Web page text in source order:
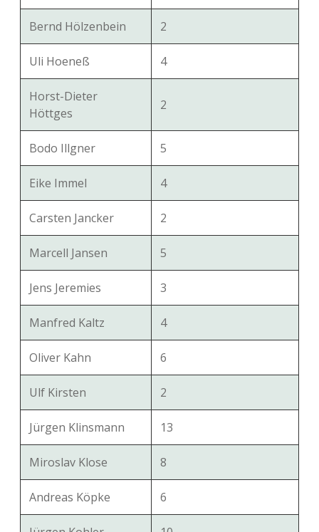
Bernd Hölzenbein 2
Uli Hoeneß 4
Horst-Dieter
Höttges
2
Bodo Illgner 5
Eike Immel 4
Carsten Jancker 2
Marcell Jansen 5
Jens Jeremies 3
Manfred Kaltz 4
Oliver Kahn 6
Ulf Kirsten 2
Jürgen Klinsmann 13
Miroslav Klose 8
Andreas Köpke 6